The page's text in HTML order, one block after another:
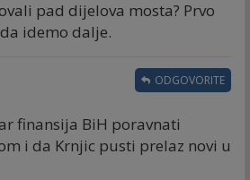
pad dijelova mosta? Prvo
idemo dalje.
finansija BiH poravnati
i da Krnjic pusti prelaz novi u
ODGOVORITE